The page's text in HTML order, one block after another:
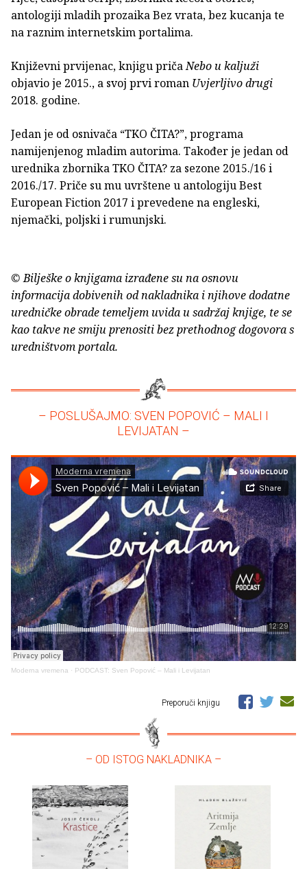
antologiji mladih prozaika Bez vrata, bez kucanja te
na raznim internetskim portalima.
Književni prvijenac, knjigu pričaNebo u kaljuži
objavio je 2015., a svoj prvi roman Uvjerljivo drugi
2018. godine.
Jedan je od osnivača “TKO ČITA?”, programa
namijenjenog mladim autorima. Također je jedan od
urednika zbornika TKO ČITA? za sezone 2015./16 i
2016./17. Priče su mu uvrštene u antologiju Best
European Fiction 2017 i prevedene na engleski,
njemački, poljski i rumunjski.
© Bilješke o knjigama izrađene su na osnovu
informacija dobivenih od nakladnika i njihove dodatne
uredničke obrade temeljem uvida u sadržaj knjige, te se
kao takve ne smiju prenositi bez prethodnog dogovora s
uredništvom portala.
– POSLUŠAJMO: SVEN POPOVIĆ – MALI I
LEVIJATAN –
Moderna vremena · PODCAST: Sven Popović – Mali i Levijatan
Preporuči knjigu
– OD ISTOG NAKLADNIKA –